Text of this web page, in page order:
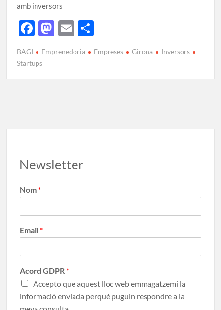
amb inversors
F
e
b
M
to
d
E
ail m
p
BAGI Emprenedoria Empreses Girona
Inversors
Startups
Newsletter
Nom *
Email *
Acord GDPR *
Accepto que aquest lloc web emmagatzemi la
informació enviada perquè puguin respondre a la